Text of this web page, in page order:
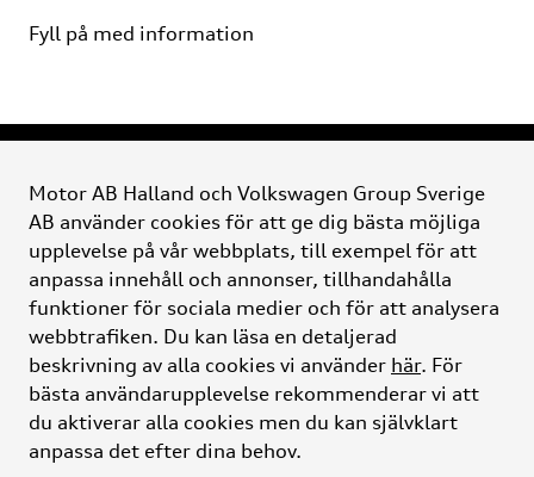
Motor AB Halland och Volkswagen Group Sverige
AB använder cookies för att ge dig bästa möjliga
upplevelse på vår webbplats, till exempel för att
anpassa innehåll och annonser, tillhandahålla
funktioner för sociala medier och för att analysera
webbtrafiken. Du kan läsa en detaljerad
beskrivning av alla cookies vi använder här. För
bästa användarupplevelse rekommenderar vi att
du aktiverar alla cookies men du kan självklart
anpassa det efter dina behov.
Fyll på med information
Motorhalland
Bilförsäljningen
Ytterligare tjänster